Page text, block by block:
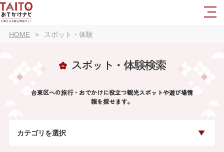
HOME スポット・体験
スポット・体験検索
台東区への旅行・おでかけに役立つ観光スポットや遊び場情
報を探せます。
カテゴリを選択